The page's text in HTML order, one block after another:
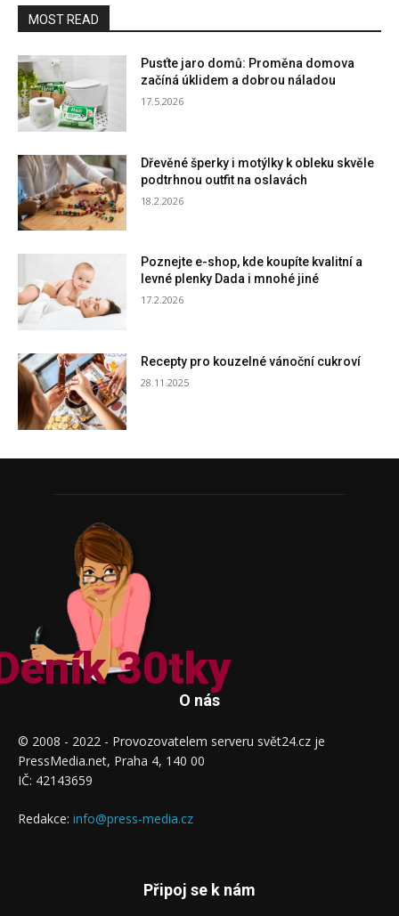
MOST READ
Pusťte jaro domů: Proměna domova
začíná úklidem a dobrou náladou
17.5.2026
Dřevěné šperky i motýlky k obleku skvěle
podtrhnou outfit na oslavách
18.2.2026
Poznejte e-shop, kde koupíte kvalitní a
levné plenky Dada i mnohé jiné
17.2.2026
Recepty pro kouzelné vánoční cukroví
28.11.2025
30tky
O nás
© 2008 - 2022 - Provozovatelem serveru svět24.cz je
PressMedia.net, Praha 4, 140 00
IČ: 42143659
Redakce: info@press-media.cz
Připoj se k nám